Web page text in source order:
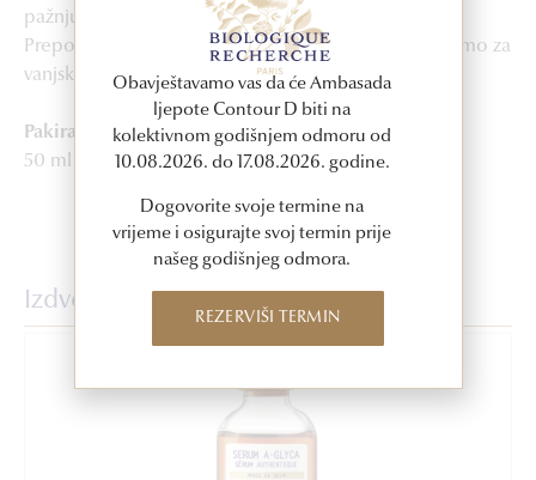
pažnju prilikom nanošenja na području oko očiju.
Preporučuje se za osjetljivu kožu sklonu seboreji. Samo za
vanjsku upotrebu.
Pakiranje
50 ml
Izdvojeni proizvodi
Obavještavamo vas da će Ambasada
ljepote Contour D biti na
kolektivnom godišnjem odmoru od
10.08.2026. do 17.08.2026. godine.
Dogovorite svoje termine na
vrijeme i osigurajte svoj termin prije
našeg godišnjeg odmora.
REZERVIŠI TERMIN